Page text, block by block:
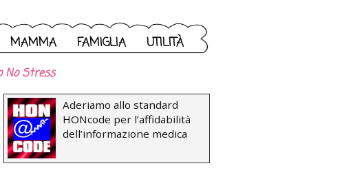
MAMMA FAMIGLIA UTILITÀ
No Stress
Aderiamo allo standard
HONcode per l’affidabilità
dell’informazione medica